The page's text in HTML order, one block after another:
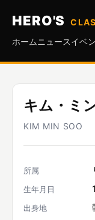
HERO'S
ホーム ニュースイベ
キム・ミ
KIM MIN SOO
所属
生年月日
出身地